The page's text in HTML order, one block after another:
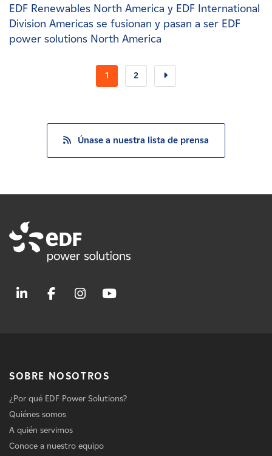
EDF Renewables North America y EDF International
Division Americas se fusionan y pasan a ser EDF
power solutions North America
1 2
Únase a nuestra lista de prensa
SOBRE NOSOTROS
¿Por qué EDF Power Solutions?
Quiénes somos
A quién servimos
Conoce a nuestro equipo